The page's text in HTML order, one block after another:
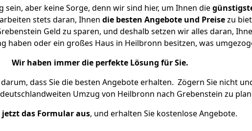
aber keine Sorge, denn wir sind hier, um Ihnen die
stets daran, Ihnen die besten Angebote und Preisezu
Geld zu sparen, und deshalb setzen wir alles daran,
haben oder ein großes Haus in Heilbronn besitzen, was
Wir haben immer die perfekte Lösung für Sie.
dass Sie die besten Angebote erhalten. Zögern Sie nicht
Umzug von Heilbronn nach Grebenstein zu
jetzt das Formular aus, und erhalten Sie kostenlose Angebote.